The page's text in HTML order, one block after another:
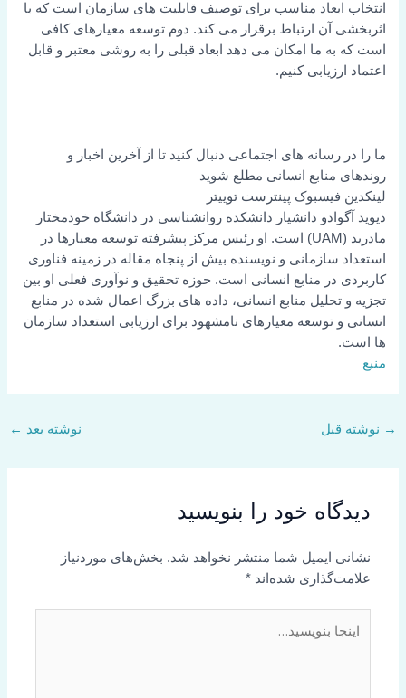
انتخاب ابعاد مناسب برای توصیف قابلیت های سازمان است که با
اثربخشی آن ارتباط برقرار می کند. دوم توسعه معیارهای کافی
است که به ما امکان می دهد ابعاد قبلی را به روشی معتبر و قابل
اعتماد ارزیابی کنیم.
ما را در رسانه های اجتماعی دنبال کنید تا از آخرین اخبار و
روندهای منابع انسانی مطلع شوید
لینکدین فیسبوک پینترست توییتر
دیوید آگوادو دانشیار دانشکده روانشناسی در دانشگاه خودمختار
مادرید (UAM) است. او رئیس مرکز پیشرفته توسعه معیارها در
استعداد سازمانی و نویسنده بیش از پنجاه مقاله در زمینه فناوری
کاربردی در منابع انسانی است. حوزه تحقیق و نوآوری فعلی او بین
تجزیه و تحلیل منابع انسانی، داده های بزرگ اعمال شده در منابع
انسانی و توسعه معیارهای نامشهود برای ارزیابی استعداد سازمان
ها است.
منبع
→ نوشته قبل نوشته بعد ←
دیدگاه‌ خود را بنویسید
نشانی ایمیل شما منتشر نخواهد شد. بخش‌های موردنیاز
علامت‌گذاری شده‌اند*
بنویسید…